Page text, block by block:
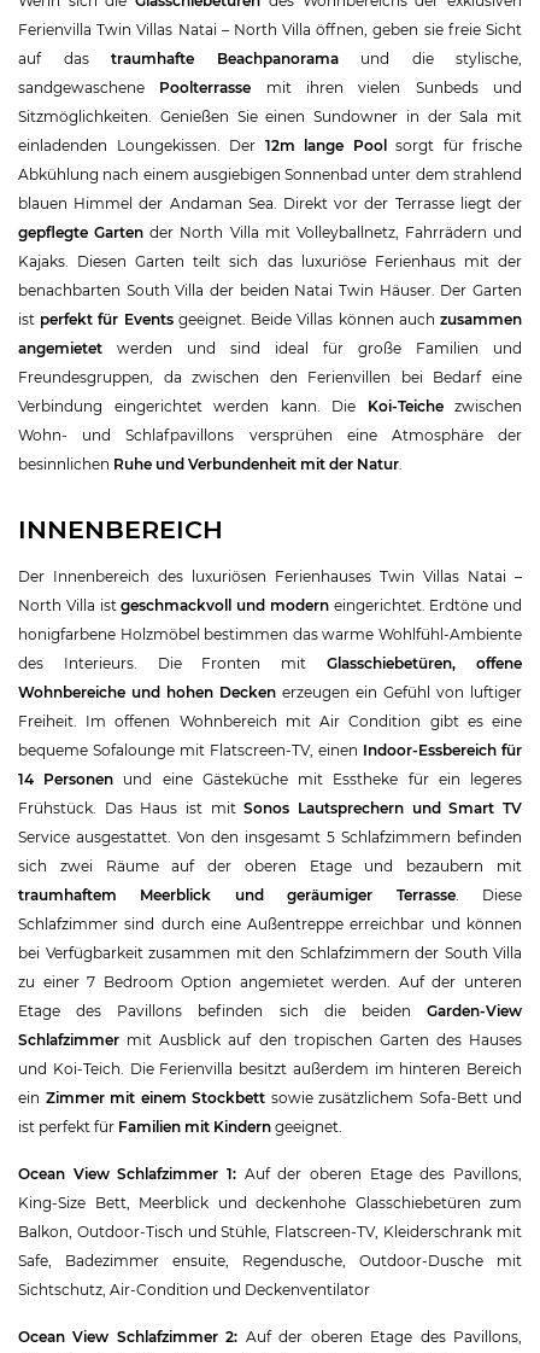
Ferienvilla Twin Villas Natai – North Villa öffnen, geben sie freie Sicht
auf das traumhafte Beachpanoramaund die stylische,
sandgewaschene Poolterrasse mit ihren vielen Sunbeds und
Sitzmöglichkeiten. Genießen Sie einen Sundowner in der Sala mit
einladenden Loungekissen. Der 12m lange Poolsorgt für frische
Abkühlung nach einem ausgiebigen Sonnenbad unter dem strahlend
blauen Himmel der Andaman Sea. Direkt vor der Terrasse liegt der
gepflegte Garten der North Villa mit Volleyballnetz, Fahrrädern und
Kajaks. Diesen Garten teilt sich das luxuriöse Ferienhaus mit der
benachbarten South Villa der beiden Natai Twin Häuser. Der Garten
ist perfekt für Eventsgeeignet. Beide Villas können auchzusammen
angemietet werden und sind ideal für große Familien und
Freundesgruppen, da zwischen den Ferienvillen bei Bedarf eine
Verbindung eingerichtet werden kann. Die Koi-Teichezwischen
Wohn- und Schlafpavillons versprühen eine Atmosphäre der
besinnlichen Ruhe und Verbundenheit mit der Natur
INNENBEREICH
Der Innenbereich des luxuriösen Ferienhauses Twin Villas Natai –
North Villa istgeschmackvoll und moderneingerichtet. Erdtöne und
honigfarbene Holzmöbel bestimmen das warme Wohlfühl-Ambiente
des Interieurs. Die Fronten mitGlasschiebetüren, offene
Wohnbereiche und hohen Decken erzeugen ein Gefühl von luftiger
Freiheit. Im offenen Wohnbereich mit Air Condition gibt es eine
bequeme Sofalounge mit Flatscreen-TV, einen Indoor-Essbereich für
14 Personen und eine Gästeküche mit Esstheke für ein legeres
Frühstück. Das Haus ist mitSonos Lautsprechern und Smart TV
Service ausgestattet. Von den insgesamt 5 Schlafzimmern befinden
sich zwei Räume auf der oberen Etage und bezaubern mit
traumhaftem Meerblick und geräumiger Terrasse. Diese
Schlafzimmer sind durch eine Außentreppe erreichbar und können
bei Verfügbarkeit zusammen mit den Schlafzimmern der South Villa
zu einer 7 Bedroom Option angemietet werden. Auf der unteren
Etage des Pavillons befinden sich die beiden Garden-View
Schlafzimmer mit Ausblick auf den tropischen Garten des Hauses
und Koi-Teich. Die Ferienvilla besitzt außerdem im hinteren Bereich
ein Zimmer mit einem Stockbett sowie zusätzlichem Sofa-Bett und
ist perfekt für Familien mit Kindern geeignet.
Ocean View Schlafzimmer 1: Auf der oberen Etage des Pavillons,
King-Size Bett, Meerblick und deckenhohe Glasschiebetüren zum
Balkon, Outdoor-Tisch und Stühle, Flatscreen-TV, Kleiderschrank mit
Safe, Badezimmer ensuite, Regendusche, Outdoor-Dusche mit
Sichtschutz, Air-Condition und Deckenventilator
Ocean View Schlafzimmer 2: Auf der oberen Etage des Pavillons,